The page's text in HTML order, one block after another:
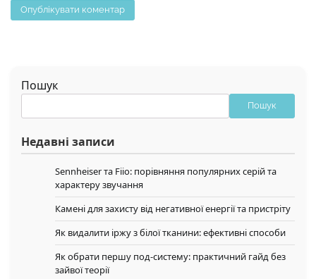
Пошук
Пошук
Недавні записи
Sennheiser та Fiio: порівняння популярних серій та
характеру звучання
Камені для захисту від негативної енергії та пристріту
Як видалити іржу з білої тканини: ефективні способи
Як обрати першу под-систему: практичний гайд без
зайвої теорії